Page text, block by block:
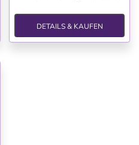
DETAILS & KAUFEN